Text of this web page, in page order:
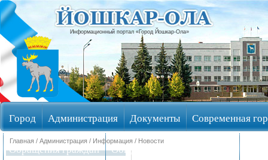
Информационный портал «Город Йошкар-Ола»
Город Администрация Документы Современная
Обращения граждан Общественные обсуждения
Главная / Администрация / Информация / Новости